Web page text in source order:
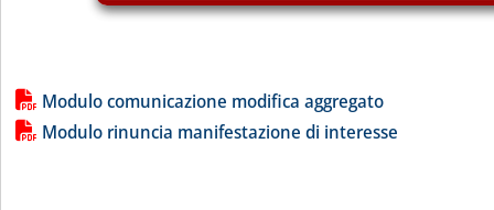
Lista allegati PDF alla notizia
Modulo comunicazione modifica aggregato
Modulo rinuncia manifestazione di interesse